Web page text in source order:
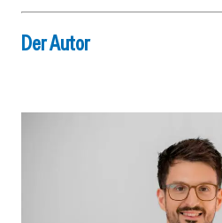
Der Autor